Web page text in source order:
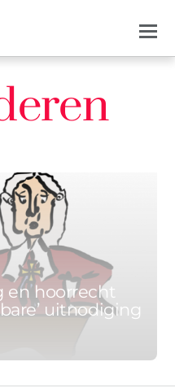
CAPELLEMAN
en hoorrecht
uitnodiging